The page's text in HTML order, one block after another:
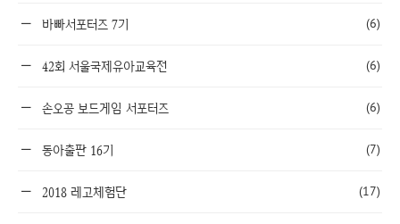
바빠서포터즈 7기 (6)
42회 서울국제유아교육전 (6)
손오공 보드게임 서포터즈 (6)
동아출판 16기 (7)
2018 레고체험단 (17)